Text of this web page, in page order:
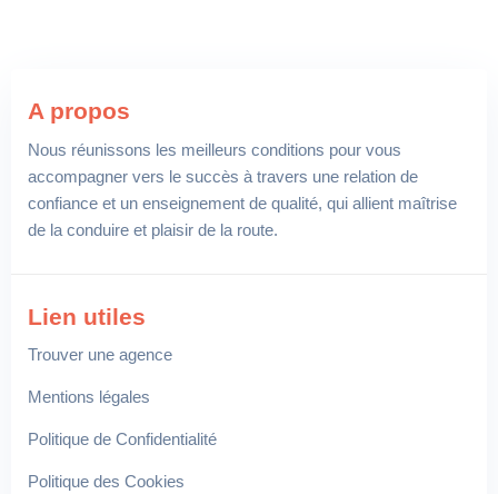
A propos
Nous réunissons les meilleurs conditions pour vous
accompagner vers le succès à travers une relation de
confiance et un enseignement de qualité, qui allient maîtrise
de la conduire et plaisir de la route.
Lien utiles
Trouver une agence
Mentions légales
Politique de Confidentialité
Politique des Cookies